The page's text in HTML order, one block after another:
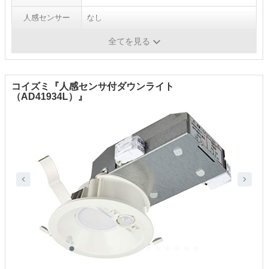
人感センサー なし
全てを見る
コイズミ『人感センサ付ダウンライト
（AD41934L）』